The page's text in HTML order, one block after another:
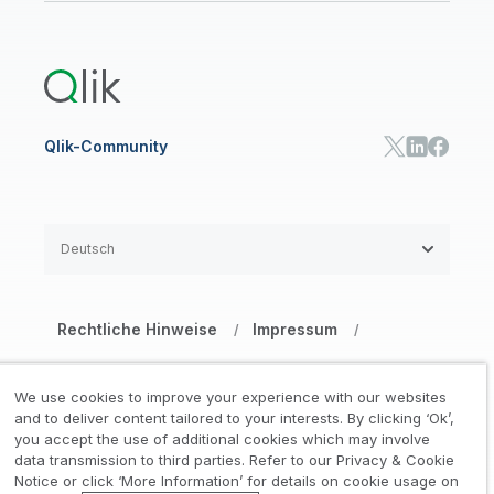
Qlik-Community
Rechtliche Hinweise / Impressum /
Marken / Vertrauen /
Nutzungsbedingungen Website /
Deutsch
We use cookies to improve your experience with our websites
and to deliver content tailored to your interests. By clicking ‘Ok’,
you accept the use of additional cookies which may involve
data transmission to third parties. Refer to our Privacy & Cookie
Notice or click ‘More Information’ for details on cookie usage on